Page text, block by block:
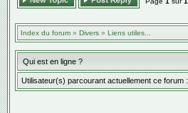
Index du forum » Divers » Liens utiles...
Qui est en ligne ?
Utilisateur(s) parcourant actuellement ce forum